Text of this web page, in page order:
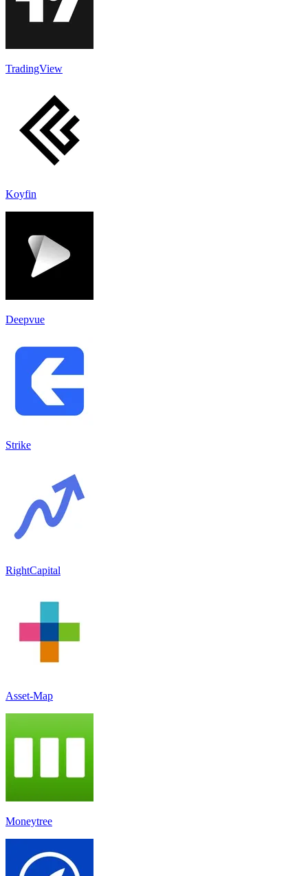
TradingView
Koyfin
Deepvue
Strike
RightCapital
Asset-Map
Moneytree